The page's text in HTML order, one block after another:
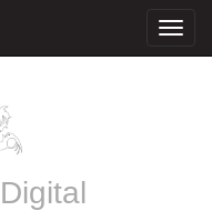
Digital